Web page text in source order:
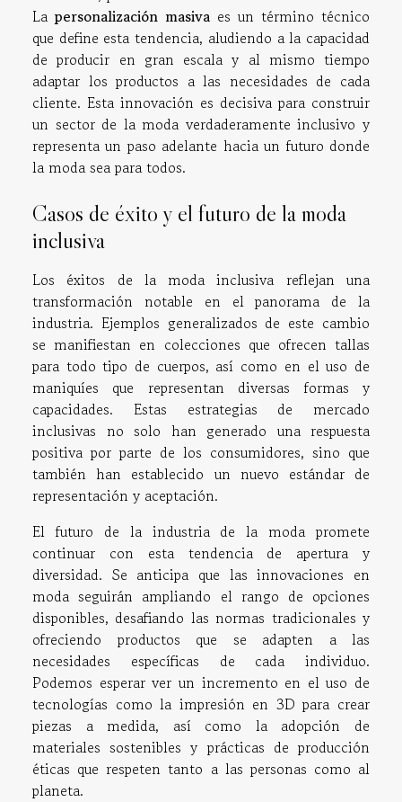
La personalización masiva es un término técnico
que define esta tendencia, aludiendo a la capacidad
de producir en gran escala y al mismo tiempo
adaptar los productos a las necesidades de cada
cliente. Esta innovación es decisiva para construir
un sector de la moda verdaderamente inclusivo y
representa un paso adelante hacia un futuro donde
la moda sea para todos.
Casos de éxito y el futuro de la moda
inclusiva
Los éxitos de la moda inclusiva reflejan una
transformación notable en el panorama de la
industria. Ejemplos generalizados de este cambio
se manifiestan en colecciones que ofrecen tallas
para todo tipo de cuerpos, así como en el uso de
maniquíes que representan diversas formas y
capacidades. Estas estrategias de mercado
inclusivas no solo han generado una respuesta
positiva por parte de los consumidores, sino que
también han establecido un nuevo estándar de
representación y aceptación.
El futuro de la industria de la moda promete
continuar con esta tendencia de apertura y
diversidad. Se anticipa que las innovaciones en
moda seguirán ampliando el rango de opciones
disponibles, desafiando las normas tradicionales y
ofreciendo productos que se adapten a las
necesidades específicas de cada individuo.
Podemos esperar ver un incremento en el uso de
tecnologías como la impresión en 3D para crear
piezas a medida, así como la adopción de
materiales sostenibles y prácticas de producción
éticas que respeten tanto a las personas como al
planeta.